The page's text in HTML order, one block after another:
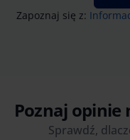
Zapoznaj się z:
Poznaj
Sprawdź,